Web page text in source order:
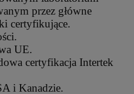
przez główne
certyfikujące.
UE.
certyfikacja Intertek
i Kanadzie.